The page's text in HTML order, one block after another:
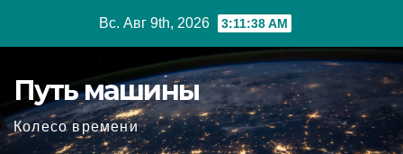
Вс. Авг 9th, 2026 3:11:39 AM
Путь машины
Колесо времени